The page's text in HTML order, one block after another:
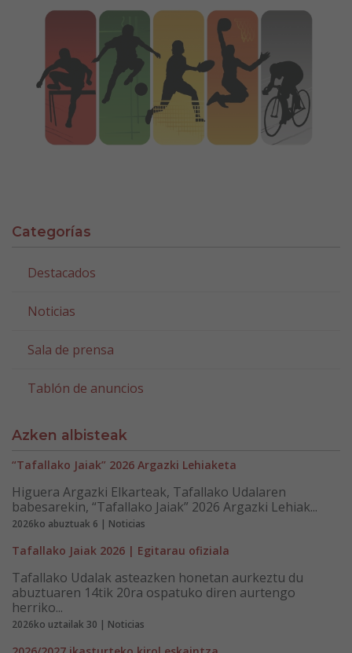
Categorías
Destacados
Noticias
Sala de prensa
Tablón de anuncios
Azken albisteak
“Tafallako Jaiak” 2026 Argazki Lehiaketa
Higuera Argazki Elkarteak, Tafallako Udalaren
babesarekin, “Tafallako Jaiak” 2026 Argazki Lehiak...
2026ko abuztuak 6 | Noticias
Tafallako Jaiak 2026 | Egitarau ofiziala
Tafallako Udalak asteazken honetan aurkeztu du
abuztuaren 14tik 20ra ospatuko diren aurtengo
herriko...
2026ko uztailak 30 | Noticias